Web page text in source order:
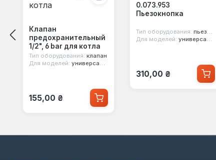
Клапан
предохранительный
1/2", 6 bar для котла
Тип оборудования: клапан
Для моделей: универсальная
Обычная цена:
155,00 ₴
0.073.953
Пьезокнопка
Тип оборудования: пьезорозжиг
Для моделей: универсальная
Обычная цена:
310,00 ₴